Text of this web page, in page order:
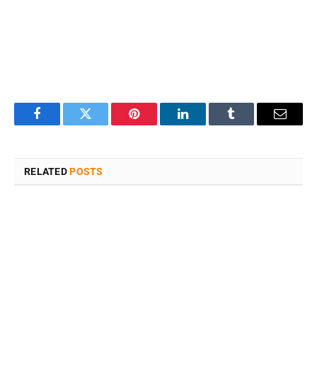
FacebookTwitter Pinterest LinkedInTumblr Email
RELATEDPOSTS